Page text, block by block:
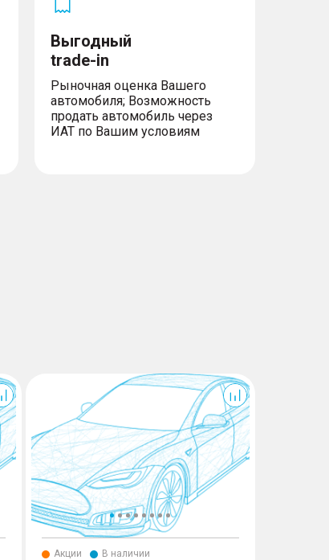
Выгодный
trade-in
Рыночная оценка Вашего
автомобиля; Возможность
продать автомобиль через
ИАТ по Вашим условиям
Акции В наличии